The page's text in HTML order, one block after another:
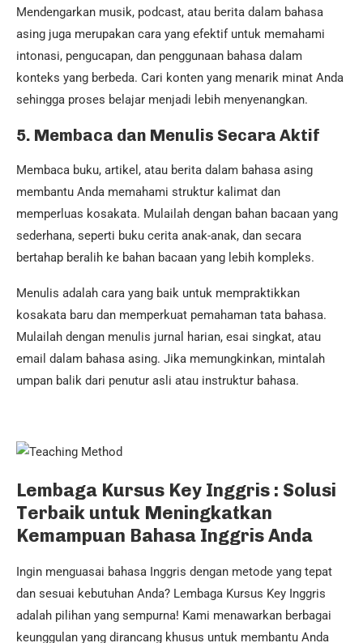
Mendengarkan musik, podcast, atau berita dalam bahasa
asing juga merupakan cara yang efektif untuk memahami
intonasi, pengucapan, dan penggunaan bahasa dalam
konteks yang berbeda. Cari konten yang menarik minat Anda
sehingga proses belajar menjadi lebih menyenangkan.
5. Membaca dan Menulis Secara Aktif
Membaca buku, artikel, atau berita dalam bahasa asing
membantu Anda memahami struktur kalimat dan
memperluas kosakata. Mulailah dengan bahan bacaan yang
sederhana, seperti buku cerita anak-anak, dan secara
bertahap beralih ke bahan bacaan yang lebih kompleks.
Menulis adalah cara yang baik untuk mempraktikkan
kosakata baru dan memperkuat pemahaman tata bahasa.
Mulailah dengan menulis jurnal harian, esai singkat, atau
email dalam bahasa asing. Jika memungkinkan, mintalah
umpan balik dari penutur asli atau instruktur bahasa.
Lembaga Kursus Key Inggris : Solusi
Terbaik untuk Meningkatkan
Kemampuan Bahasa Inggris Anda
Ingin menguasai bahasa Inggris dengan metode yang tepat
dan sesuai kebutuhan Anda? Lembaga Kursus Key Inggris
adalah pilihan yang sempurna! Kami menawarkan berbagai
keunggulan yang dirancang khusus untuk membantu Anda